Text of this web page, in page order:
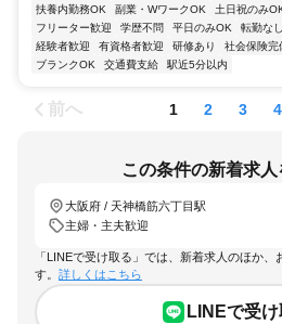
扶養内勤務OK 副業・WワークOK 土日祝のみ
フリーター歓迎
学歴不問 平日のみOK 転勤なし
経験者歓迎
有資格者歓迎 研修あり 社会保険完
ブランクOK
交通費支給 駅近5分以内
前へ 1 2 3 4
この条件の新着求
大阪府 / 天神橋筋六丁目駅
主婦・主夫歓迎
「LINEで受け取る」では、新着求人のほか
す。 詳しくはこちら
LINEで受け